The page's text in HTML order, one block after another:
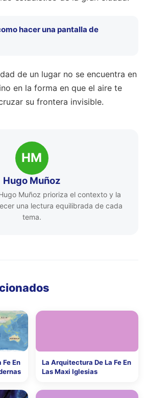
hacer una pantalla de
de un lugar no se encuentra en
en la forma en que el aire te
su frontera invisible.
HM
Hugo Muñoz
Muñoz prioriza el contexto y la
una lectura equilibrada de cada
tema.
Fe En
La Arquitectura De La Fe En
Las Maxi Iglesias